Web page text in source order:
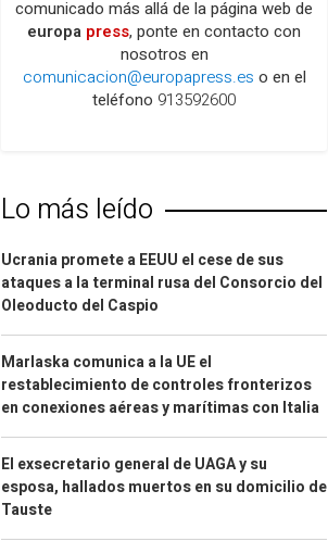
comunicado más allá de la página web de
europa press, ponte en contacto con
nosotros en
comunicacion@europapress.es o en el
teléfono 913592600
Lo más leído
Ucrania promete a EEUU el cese de sus
ataques a la terminal rusa del Consorcio del
Oleoducto del Caspio
Marlaska comunica a la UE el
restablecimiento de controles fronterizos
en conexiones aéreas y marítimas con Italia
El exsecretario general de UAGA y su
esposa, hallados muertos en su domicilio de
Tauste